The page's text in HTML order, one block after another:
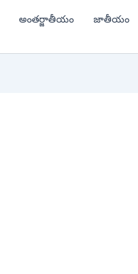
అంతర్జాతీయం జాతీయం